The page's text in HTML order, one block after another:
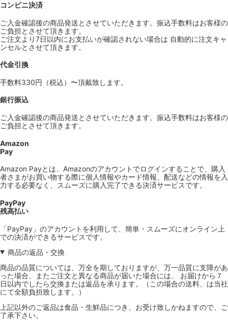
コンビニ決済
ご入金確認後の商品発送とさせていただきます。振込手数料はお客様の
ご負担とさせて頂きます。
ご注文より7日以内にお支払いが確認されない場合は 自動的に注文キャ
ンセルとさせて頂きます。
代金引換
手数料330円（税込）〜頂戴致します。
銀行振込
ご入金確認後の商品発送とさせていただきます。振込手数料はお客様の
ご負担とさせて頂きます。
Amazon
Pay
Amazon Payとは、Amazonのアカウントでログインすることで、購入
者さまがお買い物する際に個人情報やカード情報、配送などの情報を入
力する必要なく、スムーズに購入完了できる決済サービスです。
PayPay
残高払い
「PayPay」のアカウントを利用して、簡単・スムーズにオンライン上
での決済ができるサービスです。
商品の返品・交換
商品の品質については、万全を期しておりますが、万一品質に支障があ
った場合、またご注文と異なる商品が届いた場合には、 お届けから７
日以内でしたら交換または返品を承ります。（この場合の送料、は当社
にて全額負担致します。）
上記以外のご返品は食品・生鮮品につき、お受け致しかねますので、ご
了承下さい。